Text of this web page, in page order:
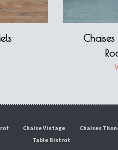
Chaise Vintage Chaises
Table Bistrot